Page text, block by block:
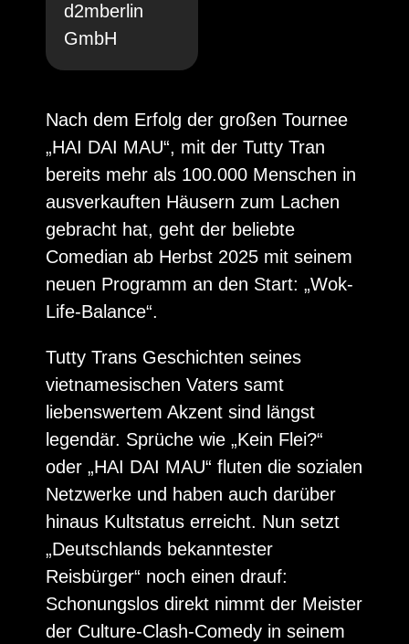
d2mberlin
GmbH
Nach dem Erfolg der großen Tournee
„HAI DAI MAU“, mit der Tutty Tran
bereits mehr als 100.000 Menschen in
ausverkauften Häusern zum Lachen
gebracht hat, geht der beliebte
Comedian ab Herbst 2025 mit seinem
neuen Programm an den Start: „Wok-
Life-Balance“.
Tutty Trans Geschichten seines
vietnamesischen Vaters samt
liebenswertem Akzent sind längst
legendär. Sprüche wie „Kein Flei?“
oder „HAI DAI MAU“ fluten die sozialen
Netzwerke und haben auch darüber
hinaus Kultstatus erreicht. Nun setzt
„Deutschlands bekanntester
Reisbürger“ noch einen drauf:
Schonungslos direkt nimmt der Meister
der Culture-Clash-Comedy in seinem